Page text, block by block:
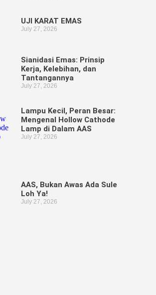
UJI KARAT EMAS
July 27, 2026
Sianidasi Emas: Prinsip
Kerja, Kelebihan, dan
Tantangannya
July 27, 2026
Lampu Kecil, Peran Besar:
Mengenal Hollow Cathode
Lamp di Dalam AAS
July 27, 2026
AAS, Bukan Awas Ada Sule
Loh Ya!
July 27, 2026